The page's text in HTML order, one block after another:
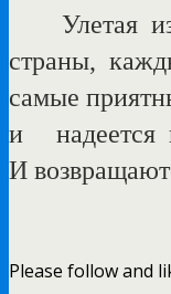
Улетая
страны,
самые
и
надеется
И
Please follow and